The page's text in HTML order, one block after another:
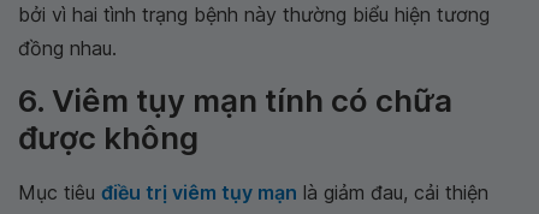
bởi vì hai tình trạng bệnh này thường biểu hiện tương
đồng nhau.
6. Viêm tụy mạn tính có chữa
được không
Mục tiêu điều trị viêm tụy mạn là giảm đau, cải thiện